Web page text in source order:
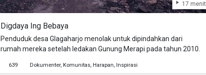
17 menit
Digdaya Ing Bebaya
Penduduk desa Glagaharjo menolak untuk dipindahkan dari
rumah mereka setelah ledakan Gunung Merapi pada tahun 2010.
639 Dokumenter Komunitas Harapan Inspirasi